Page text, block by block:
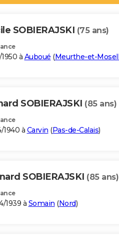
SOBIERAJSKI (75 ans)
1950 à Auboué (Meurthe-et-
SOBIERAJSKI (85 ans)
1940 à Carvin (Pas-de-Calais)
SOBIERAJSKI (85 ans)
1939 à Somain (Nord)